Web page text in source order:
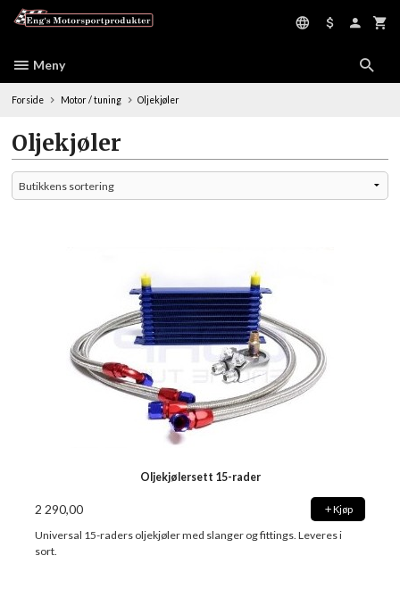
Meny
Forside Motor / tuning Oljekjøler
Oljekjøler
Oljekjølersett 15-rader
2 290,00 Kjøp
Universal 15-raders oljekjøler med slanger og fittings. Leveres i
sort.